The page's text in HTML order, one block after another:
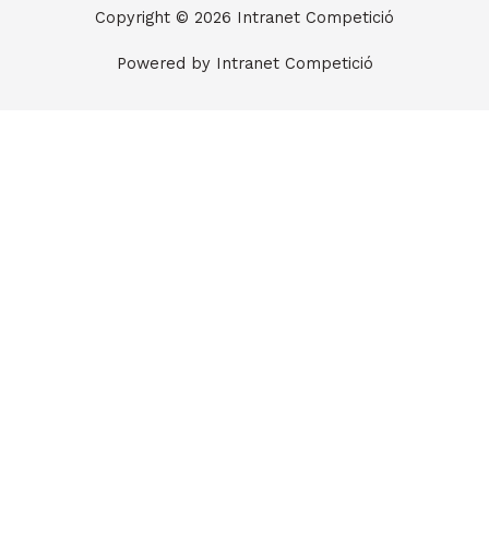
Copyright © 2026 Intranet Competició
Powered by Intranet Competició